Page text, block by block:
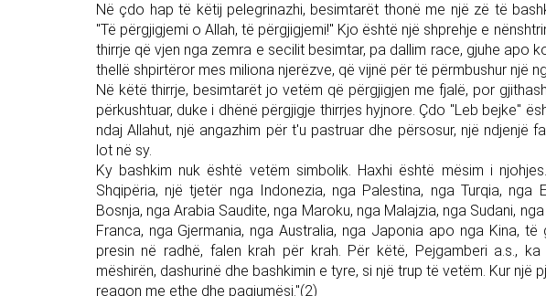
Në çdo hap të këtij pelegrinazhi, besimtarët thonë me një zë të
"Të përgjigjemi o Allah, të përgjigjemi!" Kjo është një shprehje e
thirrje që vjen nga zemra e secilit besimtar, pa dallim race, gjuhe apo
thellë shpirtëror mes miliona njerëzve, që vijnë për të përmbushur një
Në këtë thirrje, besimtarët jo vetëm që përgjigjen me fjalë, por
përkushtuar, duke i dhënë përgjigje thirrjes hyjnore. Çdo "Leb bejke"
ndaj Allahut, një angazhim për t'u pastruar dhe përsosur, një ndjenjë
lot në sy.
Ky bashkim nuk është vetëm simbolik. Haxhi është mësim i
Shqipëria, një tjetër nga Indonezia, nga Palestina, nga Turqia, nga
Bosnja, nga Arabia Saudite, nga Maroku, nga Malajzia, nga Sudani,
Franca, nga Gjermania, nga Australia, nga Japonia apo nga Kina,
presin në radhë, falen krah për krah. Për këtë, Pejgamberi a.s.,
mëshirën, dashurinë dhe bashkimin e tyre, si një trup të vetëm. Kur një
reagon me ethe dhe pagjumësi."(2)